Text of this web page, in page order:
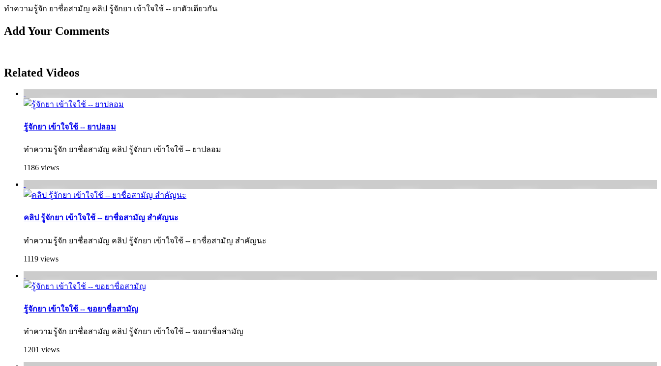
ทำความรู้จัก ยาชื่อสามัญ คลิป รู้จักยา เข้าใจใช้ -- ยาตัวเดียวกัน
Add Your Comments
Related Videos
รู้จักยา เข้าใจใช้ -- ยาปลอม
ทำความรู้จัก ยาชื่อสามัญ คลิป รู้จักยา เข้าใจใช้ -- ยาปลอม
1186 views
คลิป รู้จักยา เข้าใจใช้ -- ยาชื่อสามัญ สำคัญนะ
ทำความรู้จัก ยาชื่อสามัญ คลิป รู้จักยา เข้าใจใช้ -- ยาชื่อสามัญ สำคัญนะ
1119 views
รู้จักยา เข้าใจใช้ -- ขอยาชื่อสามัญ
ทำความรู้จัก ยาชื่อสามัญ คลิป รู้จักยา เข้าใจใช้ -- ขอยาชื่อสามัญ
1201 views